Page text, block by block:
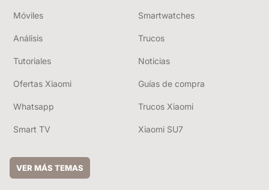
Móviles Smartwatches
Análisis Trucos
Tutoriales Noticias
Ofertas Xiaomi Guías de compra
Whatsapp Trucos Xiaomi
Smart TV Xiaomi SU7
VER MÁS TEMAS